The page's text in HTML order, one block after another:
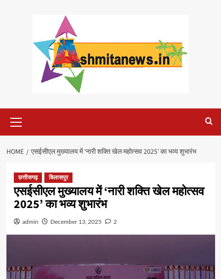
Menu
HOME एसईसीएल मुख्यालय में ‘नारी शक्ति खेल महोत्सव 2025’ का भव्य शुभारंभ
छत्तीसगढ़ बिलासपुर
एसईसीएल मुख्यालय में ‘नारी शक्ति खेल महोत्सव
2025’ का भव्य शुभारंभ
admin December 13, 2025 2